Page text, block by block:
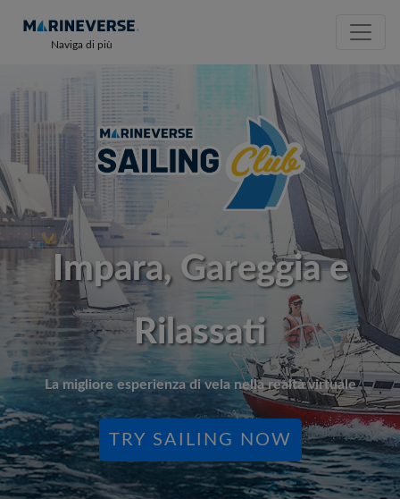
Naviga di più
Impara, Gareggia e
Rilassati
La migliore esperienza di vela nella realtà virtuale
TRY SAILING NOW